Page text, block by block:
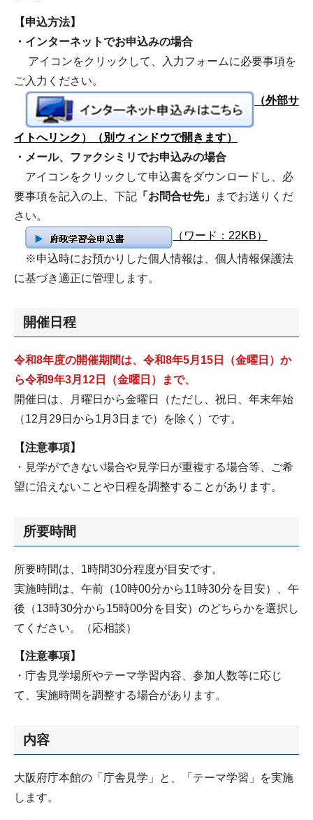
【申込方法】
・インターネットでお申込みの場合
アイコンをクリックして、入力フォームに必要事項を
ご入力ください。
（外部サ
イトへリンク）（別ウィンドウで開きます）
・メール、ファクシミリでお申込みの場合
アイコンをクリックして申込書をダウンロードし、必
要事項を記入の上、下記 「お問合せ先」
までお送りくだ
さい。
（ワード：22KB）
※申込時にお預かりした個人情報は、個人情報保護法
に基づき適正に管理します。
開催日程
令和8年度の開催期間は、令和8年5月15日（金曜日）か
ら令和9年3月12日（金曜日）まで、
開催日は、月曜日から金曜日（ただし、祝日、年末年始
（12月29日から1月3日まで）を除く）です。
【注意事項】
・見学ができない場合や見学日が重複する場合等、ご希
望に沿えないことや日程を調整することがあります。
所要時間
所要時間は、1時間30分程度が目安です。
実施時間は、午前（10時00分から11時30分を目安）、午
後（13時30分から15時00分を目安）のどちらかを選択し
てください。（応相談）
【注意事項】
・庁舎見学場所やテーマ学習内容、参加人数等に応じ
て、実施時間を調整する場合があります。
内容
大阪府庁本館の「庁舎見学」と、「テーマ学習」を実施
します。